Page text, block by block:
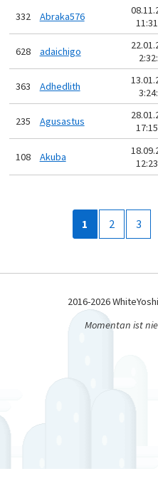
332 Abraka576
628 adaichigo
363 Adhedlith
235 Agusastus
108 Akuba
1 2 3
2016-2026
Momentan ist